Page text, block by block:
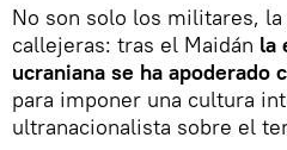
No son solo los militares,
callejeras: tras el Maidán la
ucraniana se ha apoderado
para imponer una cultura
ultranacionalista sobre el